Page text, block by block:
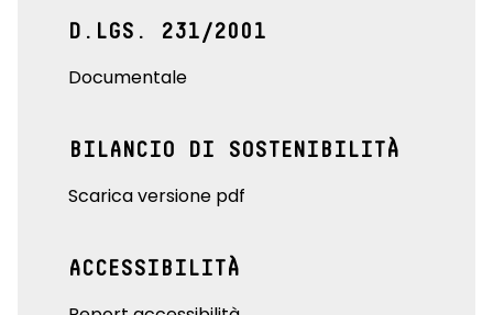
D.LGS. 231/2001
Documentale
BILANCIO DI SOSTENIBILITÀ
Scarica versione pdf
ACCESSIBILITÀ